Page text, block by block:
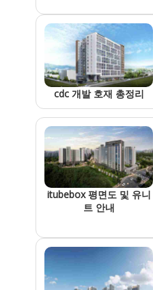
cdc 개발 호재 총정리
itubebox 평면도 및 유니
트 안내